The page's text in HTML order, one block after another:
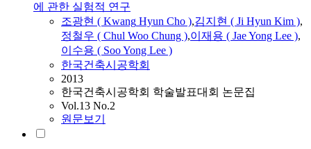
에 관한 실험적 연구
조광현 ( Kwang Hyun Cho ),김지 현 ( Ji Hyun Kim ),
정철우 ( Chul Woo Chung ),이재용 ( Jae Yong Lee ),
이수용 ( Soo Yong Lee )
한국건축시공학회
2013
한국건축시공학회 학술발표대회 논문집
Vol.13 No.2
원문보기